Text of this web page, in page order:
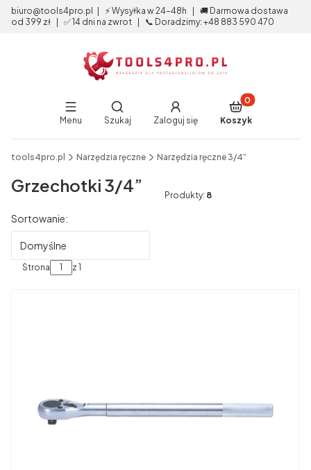
biuro@tools4pro.pl | ⚡ Wysyłka w 24-48h | 🚚 Darmowa dostawa
od 399 zł | ✅ 14 dni na zwrot | 📞 Doradzimy: +48 883 590 470
Menu
Otwórz wyszukiwarkę
Szukaj Zaloguj się
Produkty w
Koszyk
tools4pro.pl Narzędzia ręczne Narzędzia ręczne 3/4”
Grzechotki 3/4” Produkty: 8
Lista produktów
Sortowanie:
Domyślne
Strona z 1